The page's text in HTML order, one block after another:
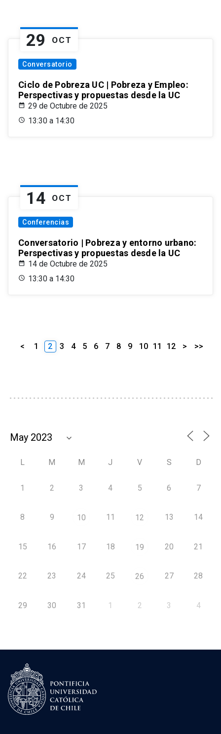
29 OCT
Conversatorio
Ciclo de Pobreza UC | Pobreza y Empleo:
Perspectivas y propuestas desde la UC
29 de Octubre de 2025
13:30 a 14:30
14 OCT
Conferencias
Conversatorio | Pobreza y entorno urbano:
Perspectivas y propuestas desde la UC
14 de Octubre de 2025
13:30 a 14:30
< 1 2 3 4 5 6 7 8 9 10 11 12 > >>
L M M J V S D
1 2 3 4 5 6 7
8 9 10 11 12 13 14
15 16 17 18 19 20 21
22 23 24 25 26 27 28
29 30 31 1 2 3 4